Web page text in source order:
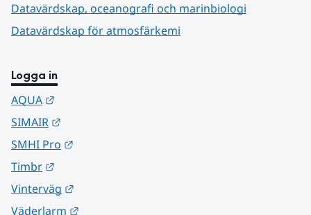
Datavärdskap, oceanografi och marinbiologi
Datavärdskap för atmosfärkemi
Logga in
AQUA
SIMAIR
SMHI Pro
Timbr
Vinterväg
Väderlarm